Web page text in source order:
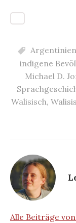
Argentinien
indigene
Michael D.
Walisisch,
Alle Beiträge